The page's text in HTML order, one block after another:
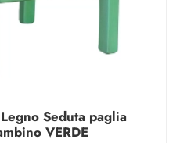
Seduta paglia
VERDE